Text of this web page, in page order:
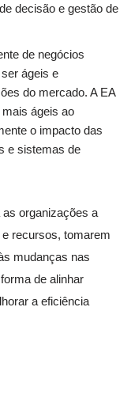
decisão e gestão de
de negócios
ágeis e
do mercado. A EA
ágeis ao
o impacto das
e sistemas de
as organizações a
recursos, tomarem
mudanças nas
de alinhar
a eficiência